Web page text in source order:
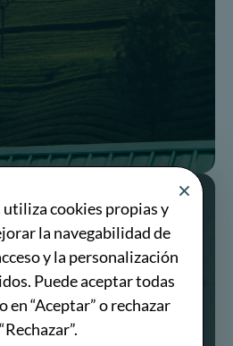
cookies propias y
la navegabilidad de
y la personalización
Puede aceptar todas
en “Aceptar” o rechazar